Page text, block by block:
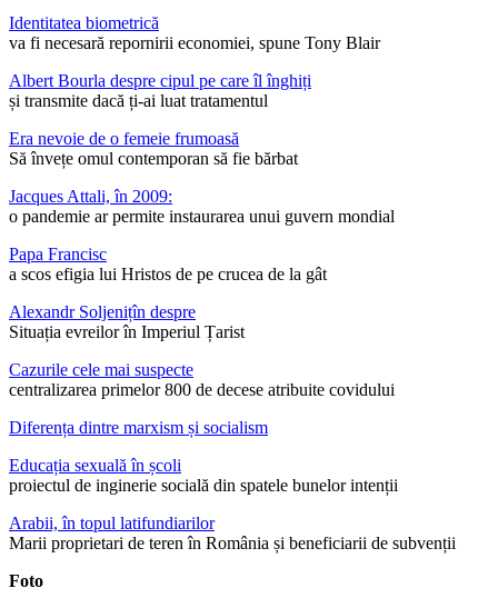
Identitatea biometrică
va fi necesară repornirii economiei, spune Tony Blair
Albert Bourla despre cipul pe care îl înghiți
și transmite dacă ți-ai luat tratamentul
Era nevoie de o femeie frumoasă
Să învețe omul contemporan să fie bărbat
Jacques Attali, în 2009:
o pandemie ar permite instaurarea unui guvern mondial
Papa Francisc
a scos efigia lui Hristos de pe crucea de la gât
Alexandr Soljenițîn despre
Situația evreilor în Imperiul Țarist
Cazurile cele mai suspecte
centralizarea primelor 800 de decese atribuite covidului
Diferența dintre marxism și socialism
Educația sexuală în școli
proiectul de inginerie socială din spatele bunelor intenții
Arabii, în topul latifundiarilor
Marii proprietari de teren în România și beneficiarii de subvenții
Foto